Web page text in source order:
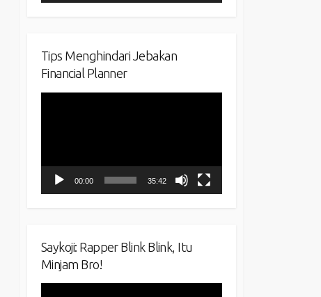
Tips Menghindari Jebakan
Financial Planner
00:00 35:42
Saykoji: Rapper Blink Blink, Itu
Minjam Bro!